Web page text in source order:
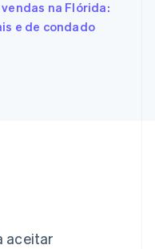
na Flórida:
e de condado
aceitar